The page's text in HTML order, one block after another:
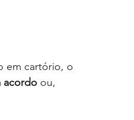
em cartório, o
acordo ou,